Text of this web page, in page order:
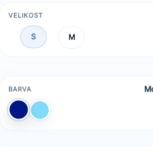
VELIKOST
S M
BARVA
Modrá Navybledo Modrá